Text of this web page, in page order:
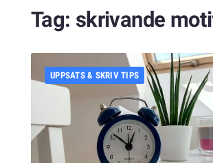
Tag: skrivande
UPPSATS & SKRIV TIPS